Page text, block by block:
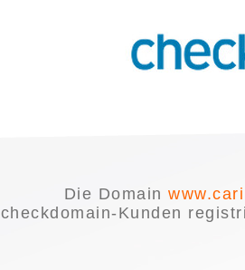
Die Domain
checkdomain-Kunden